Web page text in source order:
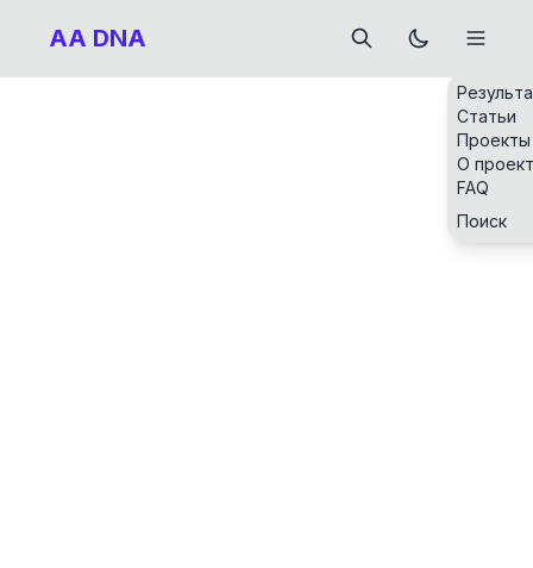
AA DNA
Статьи
Проекты
О
FAQ
Поиск